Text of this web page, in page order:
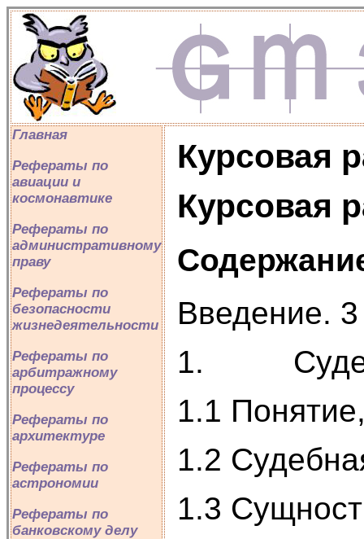
Главная
Рефераты по
авиации и
космонавтике
Рефераты по
административному
праву
Рефераты по
безопасности
жизнедеятельности
Рефераты по
арбитражному
процессу
Рефераты по
архитектуре
Рефераты по
астрономии
Рефераты по
банковскому делу
Курсовая
Курсовая
Введение. 3
1.
1.1
1.2
1.3